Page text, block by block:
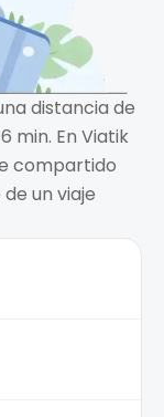
distancia de
min. En Viatik
compartido
un viaje